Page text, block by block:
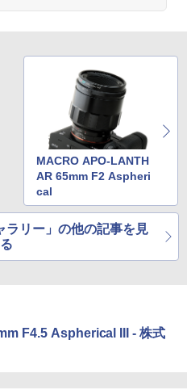
MACRO APO-LANTH
AR 65mm F2 Aspheri
cal
ラリー」の他の記事を見
る
F4.5 Aspherical III - 株式